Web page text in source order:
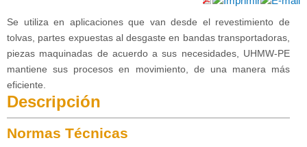
Se utiliza en aplicaciones que van desde el revestimiento de
tolvas, partes expuestas al desgaste en bandas transportadoras,
piezas maquinadas de acuerdo a sus necesidades, UHMW-PE
mantiene sus procesos en movimiento, de una manera más
eficiente.
Descripción
Normas Técnicas